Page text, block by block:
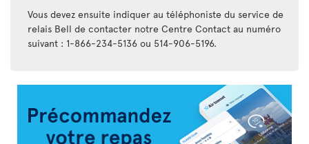
Vous devez ensuite indiquer au téléphoniste du service de
relais Bell de contacter notre Centre Contact au numéro
suivant : 1-866-234-5136 ou 514-906-5196.
Air
Transat